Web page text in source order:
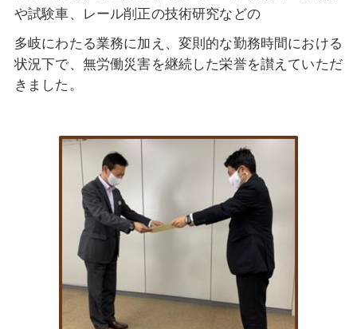
や試験車、レール削正の技術研究などの
多岐にわたる業務に加え、変則的な勤務時間における
状況下で、無労働災害を継続した栄誉を讃えていただ
きました。